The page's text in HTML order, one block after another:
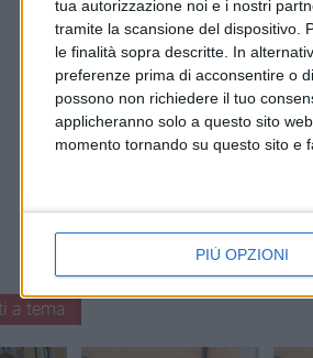
tua autorizzazione noi e i nostri
tramite la scansione del dispositivo.
le finalità sopra descritte. In
preferenze prima di acconsentire o
possono non richiedere il tuo
applicheranno solo a questo sito
momento tornando su questo sito e
PIÙ OPZIONI
a tema